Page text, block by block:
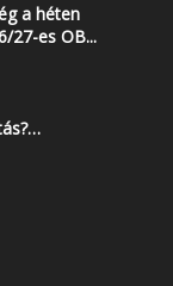
a héten
27-es OB...